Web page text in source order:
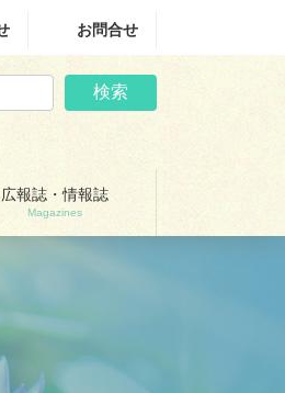
お問合せ
検索
広報誌・情報誌
Magazines